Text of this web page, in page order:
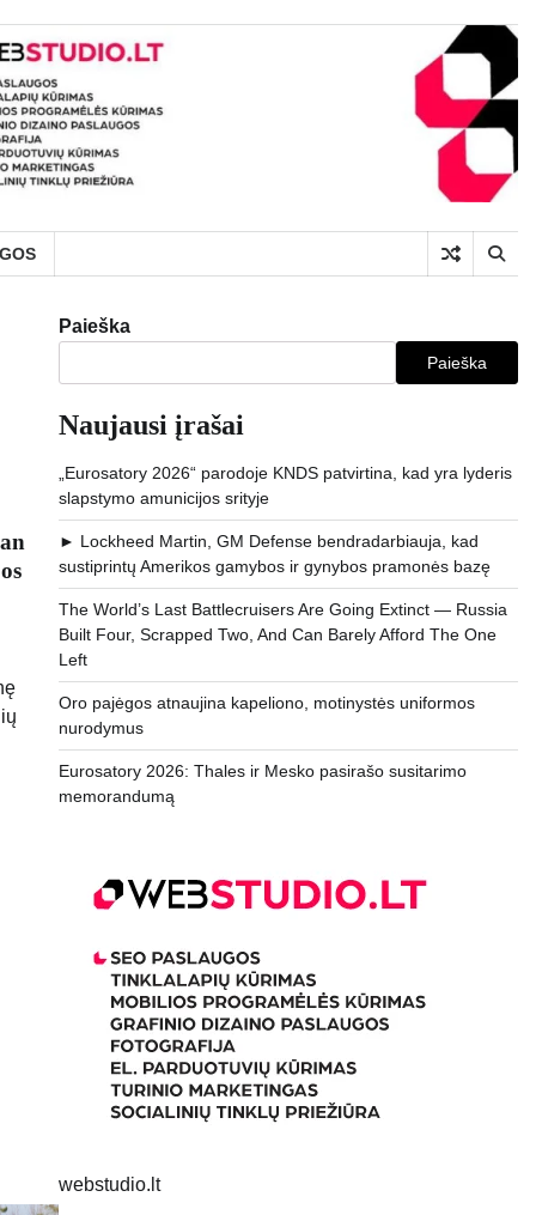
Paieška
Paieška
Naujausi įrašai
„Eurosatory 2026“ parodoje KNDS patvirtina, kad yra lyderis
slapstymo amunicijos srityje
► Lockheed Martin, GM Defense bendradarbiauja, kad
sustiprintų Amerikos gamybos ir gynybos pramonės bazę
The World’s Last Battlecruisers Are Going Extinct — Russia
Built Four, Scrapped Two, And Can Barely Afford The One
Left
Oro pajėgos atnaujina kapeliono, motinystės uniformos
nurodymus
Eurosatory 2026: Thales ir Mesko pasirašo susitarimo
memorandumą
webstudio.lt